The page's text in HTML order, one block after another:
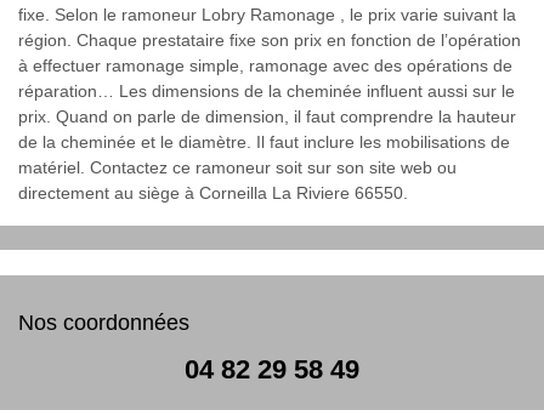
fixe. Selon le ramoneur Lobry Ramonage , le prix varie suivant la
région. Chaque prestataire fixe son prix en fonction de l’opération
à effectuer ramonage simple, ramonage avec des opérations de
réparation… Les dimensions de la cheminée influent aussi sur le
prix. Quand on parle de dimension, il faut comprendre la hauteur
de la cheminée et le diamètre. Il faut inclure les mobilisations de
matériel. Contactez ce ramoneur soit sur son site web ou
directement au siège à Corneilla La Riviere 66550.
Nos coordonnées
04 82 29 58 49